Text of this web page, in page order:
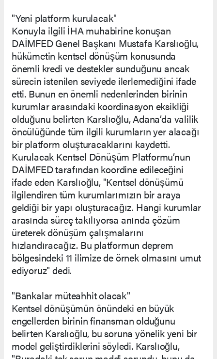
"Yeni platform kurulacak"
Konuyla ilgili İHA muhabirine konuşan
DAİMFED Genel Başkanı Mustafa Karslıoğlu,
hükümetin kentsel dönüşüm konusunda
önemli kredi ve destekler sunduğunu ancak
sürecin istenilen seviyede ilerlemediğini ifade
etti. Bunun en önemli nedenlerinden birinin
kurumlar arasındaki koordinasyon eksikliği
olduğunu belirten Karslıoğlu, Adana’da valilik
öncülüğünde tüm ilgili kurumların yer alacağı
bir platform oluşturacaklarını kaydetti.
Kurulacak Kentsel Dönüşüm Platformu’nun
DAİMFED tarafından koordine edileceğini
ifade eden Karslıoğlu, "Kentsel dönüşümü
ilgilendiren tüm kurumlarımızın bir araya
geldiği bir yapı oluşturacağız. Hangi kurumlar
arasında süreç takılıyorsa anında çözüm
üreterek dönüşüm çalışmalarını
hızlandıracağız. Bu platformun deprem
bölgesindeki 11 ilimize de örnek olmasını umut
ediyoruz" dedi.
"Bankalar müteahhit olacak"
Kentsel dönüşümün önündeki en büyük
engellerden birinin finansman olduğunu
belirten Karslıoğlu, bu soruna yönelik yeni bir
model geliştirdiklerini söyledi. Karslıoğlu,